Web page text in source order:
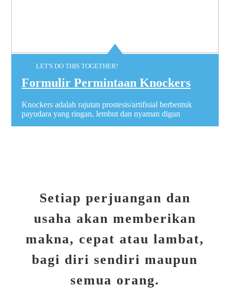
LET'S DO THIS TOGETHER!
Formulir Permintaan Knockers
Knockers adalah rajutan prostesis/artifisial berbentuk
payudara yang ringan, lembut dan nyaman digun
Setiap perjuangan dan
usaha akan memberikan
makna, cepat atau lambat,
bagi diri sendiri maupun
semua orang.